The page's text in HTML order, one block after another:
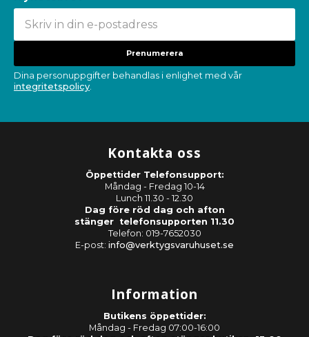
Prenumerera
Dina personuppgifter behandlas i enlighet med vår
integritetspolicy.
Kontakta oss
Öppettider Telefonsupport:
Måndag - Fredag 10-14
Lunch 11.30 - 12.30
Dag före röd dag och afton
stänger telefonsupporten 11.30
Telefon: 019-7652030
E-post: info@verktygsvaruhuset.se
Information
Butikens öppettider:
Måndag - Fredag 07:00-16:00